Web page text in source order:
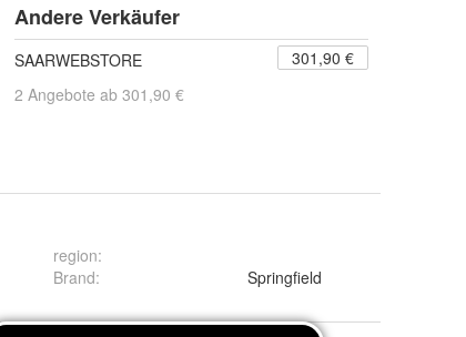
Andere Verkäufer
SAARWEBSTORE
301,90 €
2 Angebote ab 301,90 €
region:
Brand: Springfield